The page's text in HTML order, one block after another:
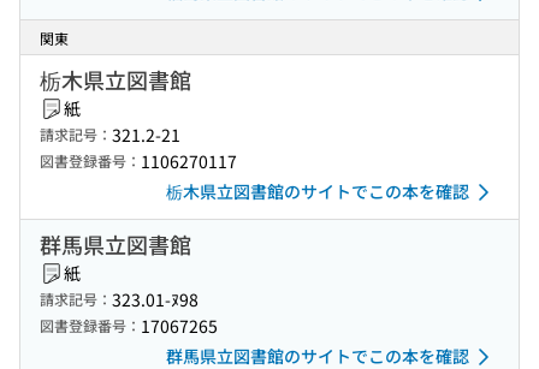
関東
栃木県立図書館
紙
請求記号： 321.2-21
図書登録番号： 1106270117
栃木県立図書館のサイトでこの本を確認
群馬県立図書館
紙
請求記号： 323.01-ﾇ98
図書登録番号： 17067265
群馬県立図書館のサイトでこの本を確認